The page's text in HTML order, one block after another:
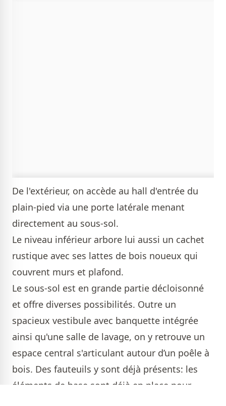
De l'extérieur, on accède au hall d'entrée du
plain-pied via une porte latérale menant
directement au sous-sol.
Le niveau inférieur arbore lui aussi un cachet
rustique avec ses lattes de bois noueux qui
couvrent murs et plafond.
Le sous-sol est en grande partie décloisonné
et offre diverses possibilités. Outre un
spacieux vestibule avec banquette intégrée
ainsi qu'une salle de lavage, on y retrouve un
espace central s'articulant autour d’un poêle à
bois. Des fauteuils y sont déjà présents: les
éléments de base sont déjà en place pour